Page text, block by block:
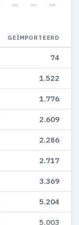
2015 2020 2025
GEÏMPORTEERD
74
1.522
1.776
2.609
2.286
2.717
3.369
5.204
5.003